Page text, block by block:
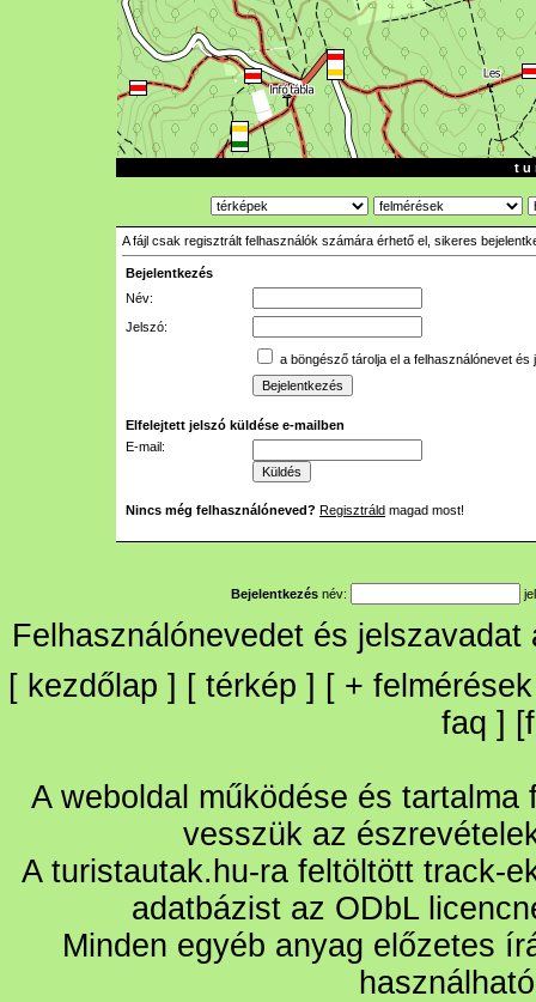
t u
A fájl csak regisztrált felhasználók számára érhető el, sikeres
Bejelentkezés
Név:
Jelszó:
a böngésző tárolja el a felhasználónevet és
Elfelejtett jelszó küldése e-mailben
E-mail:
Nincs még felhasználóneved? Regisztráld magad most!
Bejelentkezés név:
Felhasználónevedet és
[ kezdőlap ] [ térkép ] [ + felmérések
faq ] [
A weboldal működése és
vesszük az
A turistautak.hu-ra feltöltött track-
adatbázist az ODbL
Minden egyéb anyag előzetes